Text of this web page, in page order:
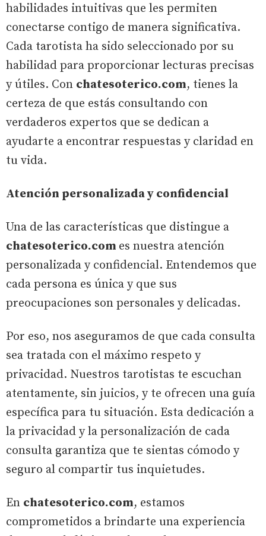
habilidades intuitivas que les permiten
conectarse contigo de manera significativa.
Cada tarotista ha sido seleccionado por su
habilidad para proporcionar lecturas precisas
y útiles. Con chatesoterico.com, tienes la
certeza de que estás consultando con
verdaderos expertos que se dedican a
ayudarte a encontrar respuestas y claridad en
tu vida.
Atención personalizada y confidencial
Una de las características que distingue a
chatesoterico.com es nuestra atención
personalizada y confidencial. Entendemos que
cada persona es única y que sus
preocupaciones son personales y delicadas.
Por eso, nos aseguramos de que cada consulta
sea tratada con el máximo respeto y
privacidad. Nuestros tarotistas te escuchan
atentamente, sin juicios, y te ofrecen una guía
específica para tu situación. Esta dedicación a
la privacidad y la personalización de cada
consulta garantiza que te sientas cómodo y
seguro al compartir tus inquietudes.
En chatesoterico.com, estamos
comprometidos a brindarte una experiencia